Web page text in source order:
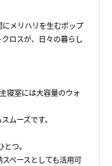
メリハリを生むポップ
ロスが、日々の暮らし
寝室には大容量のウォ
ムーズです。
つ。
ペースとしても活用可